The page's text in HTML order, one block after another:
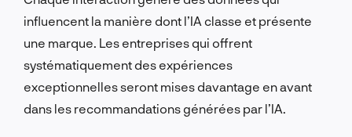
influencent la manière dont l’IA classe et présente
une marque. Les entreprises qui offrent
systématiquement des expériences
exceptionnelles seront mises davantage en avant
dans les recommandations générées par l’IA.